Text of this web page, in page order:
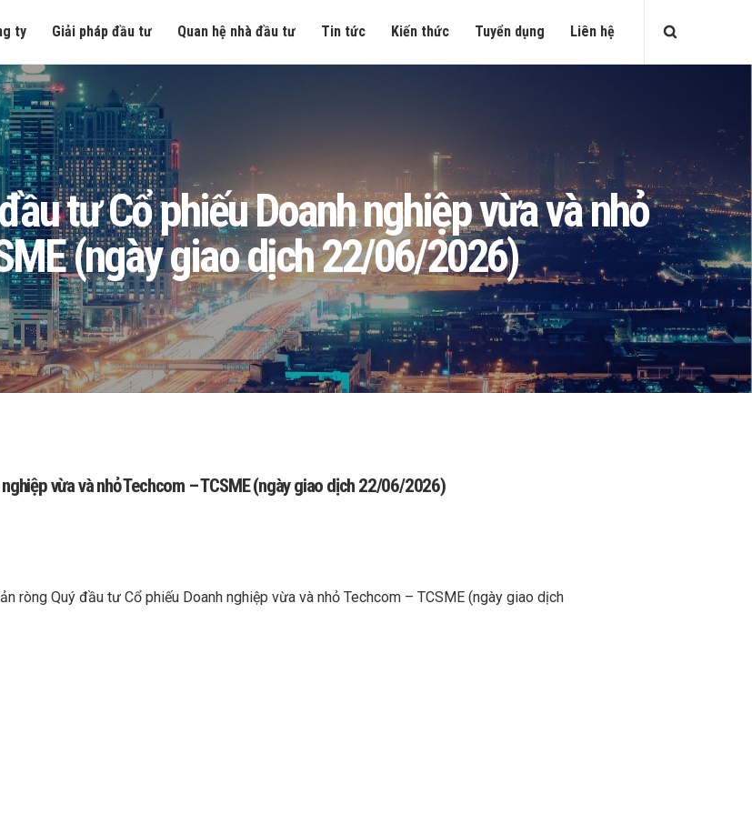
ty Giải pháp đầu tư Quan hệ nhà đầu tư Tin tức Kiến thức Tuyển dụng Liên hệ
tư Cổ phiếu Doanh nghiệp vừa và nhỏ
(ngày giao dịch 22/06/2026)
vừa và nhỏ Techcom – TCSME (ngày giao dịch 22/06/2026)
ròng Quý đầu tư Cổ phiếu Doanh nghiệp vừa và nhỏ Techcom – TCSME (ngày giao dịch